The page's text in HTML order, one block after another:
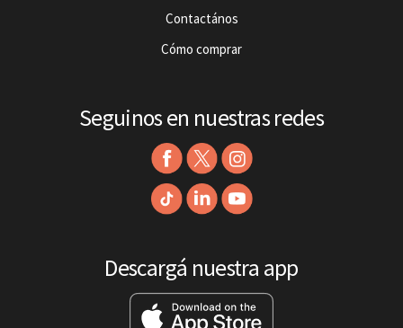
Contactános
Cómo comprar
Seguinos en nuestras redes
Descargá nuestra app